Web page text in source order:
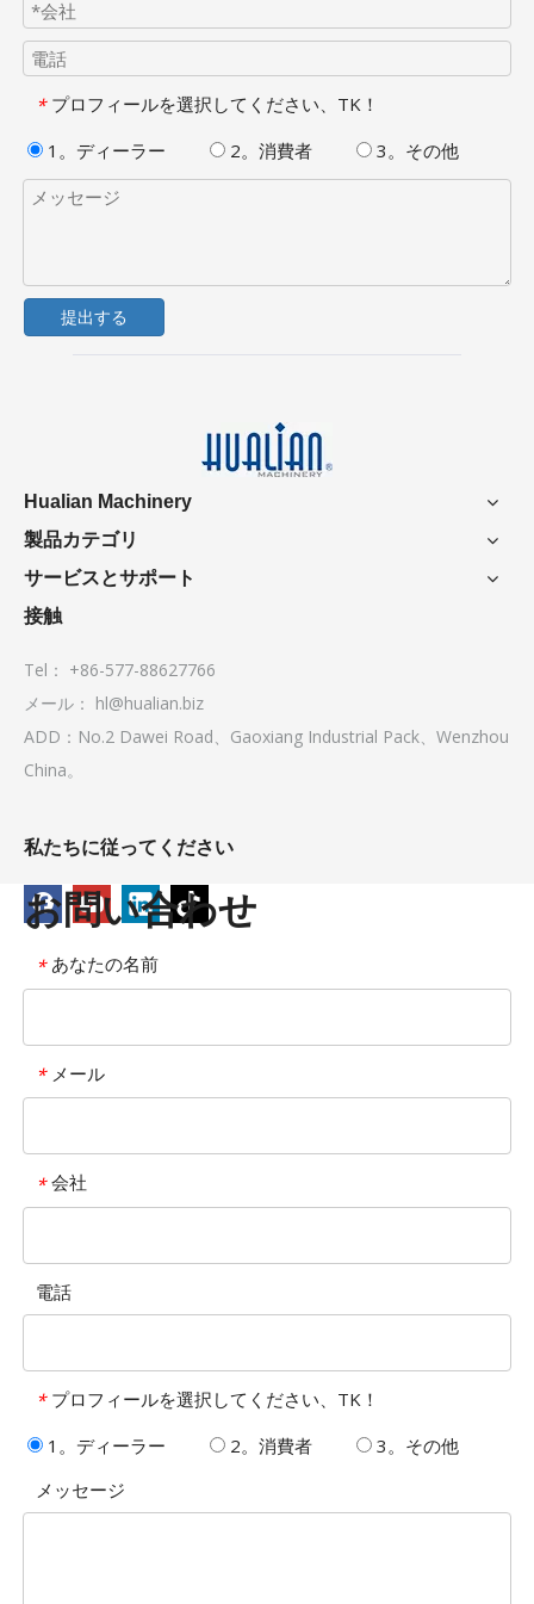
* プロフィールを選択してください、TK！
1。ディーラー
2。消費者 3。その他
提出する
Hualian Machinery
製品カテゴリ
サービスとサポート
接触
Tel： +86-577-88627766
メール： hl@hualian.biz
ADD：No.2 Dawei Road、Gaoxiang Industrial Pack、Wenzhou
China。
私たちに従ってください
お問い合わせ
* あなたの名前
* メール
* 会社
電話
* プロフィールを選択してください、TK！
1。ディーラー
2。消費者
3。その他
メッセージ